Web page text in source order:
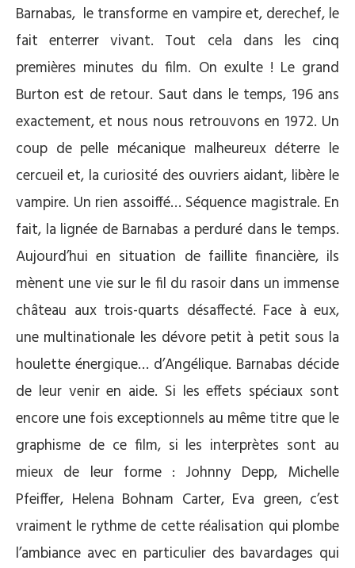
Barnabas, le transforme en vampire et, derechef, le
fait enterrer vivant. Tout cela dans les cinq
premières minutes du film. On exulte ! Le grand
Burton est de retour. Saut dans le temps, 196 ans
exactement, et nous nous retrouvons en 1972. Un
coup de pelle mécanique malheureux déterre le
cercueil et, la curiosité des ouvriers aidant, libère le
vampire. Un rien assoiffé… Séquence magistrale. En
fait, la lignée de Barnabas a perduré dans le temps.
Aujourd’hui en situation de faillite financière, ils
mènent une vie sur le fil du rasoir dans un immense
château aux trois-quarts désaffecté. Face à eux,
une multinationale les dévore petit à petit sous la
houlette énergique… d’Angélique. Barnabas décide
de leur venir en aide. Si les effets spéciaux sont
encore une fois exceptionnels au même titre que le
graphisme de ce film, si les interprètes sont au
mieux de leur forme : Johnny Depp, Michelle
Pfeiffer, Helena Bohnam Carter, Eva green, c’est
vraiment le rythme de cette réalisation qui plombe
l’ambiance avec en particulier des bavardages qui